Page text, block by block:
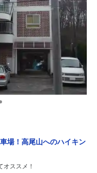
場！高尾山へのハイキン
オススメ！